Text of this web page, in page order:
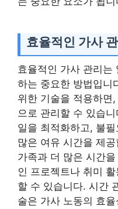
효율적인 가사
효율적인 가사 관리는
하는 중요한 방법입니
위한 기술을 적용하면
으로 관리할 수 있습
일을 최적화하고, 불
많은 여유 시간을 제
가족과 더 많은 시간
인 프로젝트나 취미
할 수 있습니다. 시간
술은 가사 노동의 효